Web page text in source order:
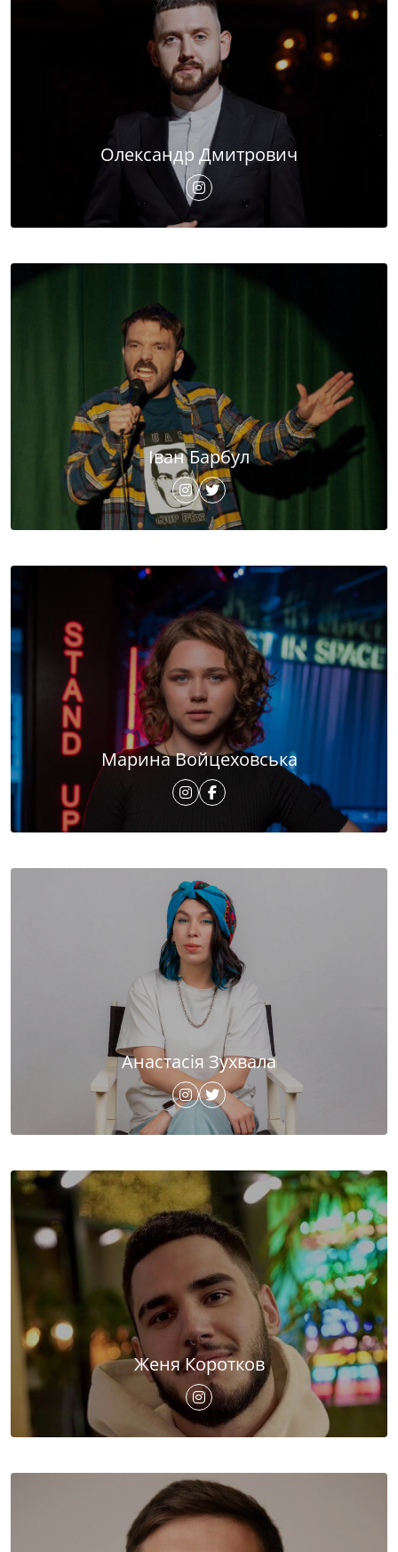
Олександр Дмитрович
Іван Барбул
Марина Войцеховська
Анастасія Зухвала
Женя Коротков